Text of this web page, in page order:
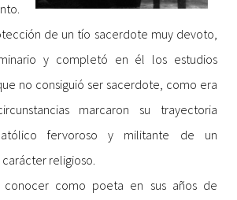
de un tío sacerdote muy devoto,
y completó en él los estudios
no consiguió ser sacerdote, como era
marcaron su trayectoria
fervoroso y militante de un
religioso.
como poeta en sus años de